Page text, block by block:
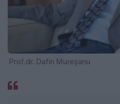
Prof.dr. Dafin Mureșanu